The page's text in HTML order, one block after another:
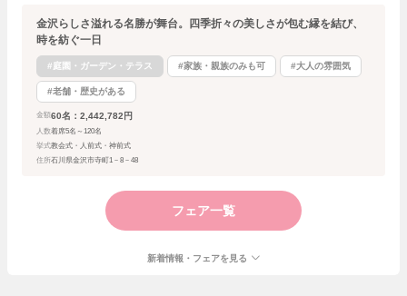
金沢らしさ溢れる名勝が舞台。四季折々の美しさが包む縁を結び、
時を紡ぐ一日
#庭園・ガーデン・テラス #家族・親族のみも可 #大人の雰囲気
#老舗・歴史がある
金額 60名：2,442,782円
人数着席5名～120名
挙式教会式・人前式・神前式
住所石川県金沢市寺町1－8－48
フェア一覧
新着情報・フェアを見る